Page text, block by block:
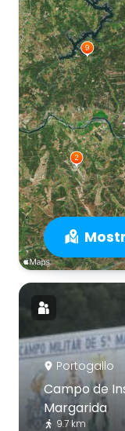
Portogallo
Campo de
Margarida
9.7 km